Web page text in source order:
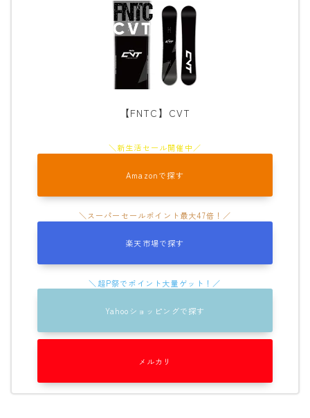
【FNTC】CVT
Amazonで探す
楽天市場で探す
Yahooショッピングで探す
メルカリ